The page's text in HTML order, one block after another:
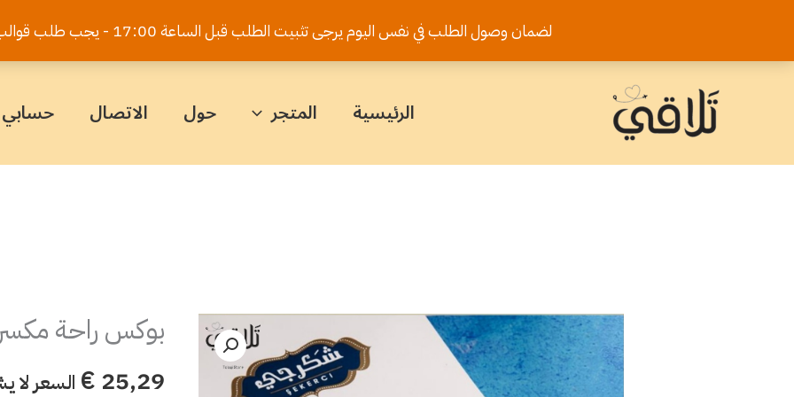
لضمان وصول الطلب في نفس اليوم يرجى تثبيت الطلب قبل الساعة 17:00 - يجب طلب قوالب الكيك قبل 5 أيام
الرئيسية المتجر حول الاتصال حسابي
بوكس راحة
€ 25,29 السعر لا
كمية
راحة